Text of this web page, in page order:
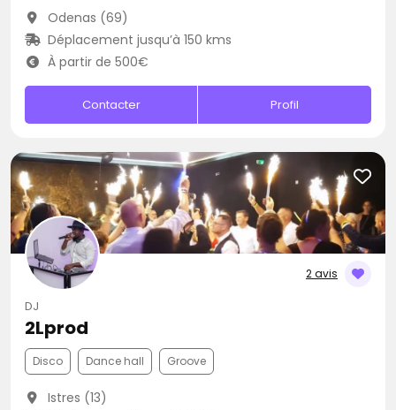
Odenas (69)
Déplacement jusqu’à 150 kms
À partir de 500€
Contacter Profil
2 avis
DJ
2Lprod
Disco Dance hall Groove
Istres (13)